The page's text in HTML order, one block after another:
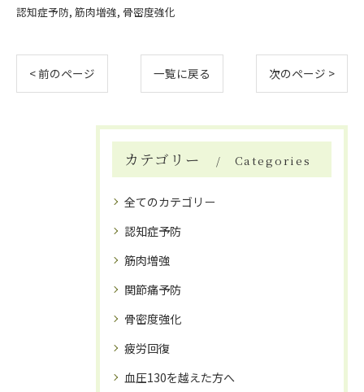
認知症予防 筋肉増強 骨密度強化
< 前のページ 一覧に戻る 次のページ >
カテゴリー Categories
全てのカテゴリー
認知症予防
筋肉増強
関節痛予防
骨密度強化
疲労回復
血圧130を越えた方へ